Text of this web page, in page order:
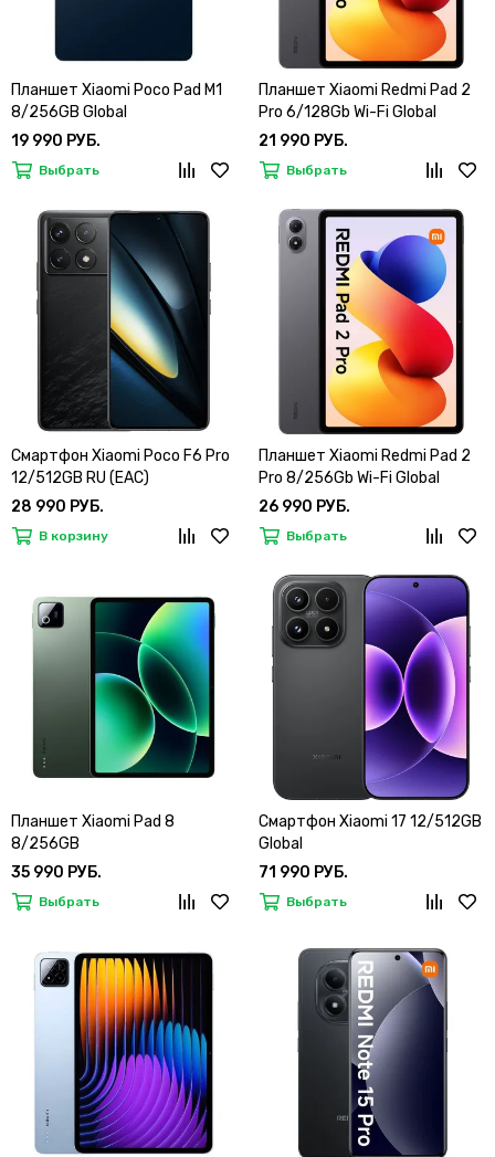
Планшет Xiaomi Poco Pad M1
8/256GB Global
19 990 РУБ.
Выбрать
Планшет Xiaomi Redmi Pad 2
Pro 6/128Gb Wi-Fi Global
21 990 РУБ.
Выбрать
Смартфон Xiaomi Poco F6 Pro
12/512GB RU (EAC)
28 990 РУБ.
В корзину
Планшет Xiaomi Redmi Pad 2
Pro 8/256Gb Wi-Fi Global
26 990 РУБ.
Выбрать
Планшет Xiaomi Pad 8
8/256GB
35 990 РУБ.
Выбрать
Смартфон Xiaomi 17 12/512GB
Global
71 990 РУБ.
Выбрать